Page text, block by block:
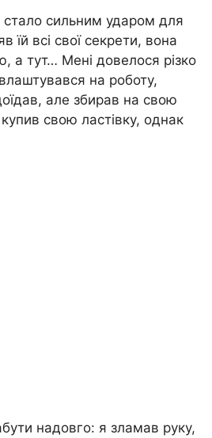
стало сильним ударом для
всі свої секрети, вона
а тут… Мені довелося різко
на роботу,
але збирав на свою
свою ластівку, однак
надовго: я зламав руку,